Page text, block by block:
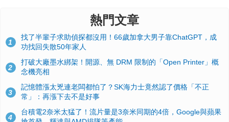
熱門文章
1
找了半輩子求助偵探都沒用！66歲加拿大男子靠ChatGPT，成
功找回失散50年家人
2
打破大廠墨水綁架！開源、無 DRM 限制的「Open Printer」概
念機亮相
3
記憶體漲太兇連老闆都怕了？SK海力士竟然認了價格「不正
常」：再漲下去不是好事
4
台積電2奈米太猛了！流片量是3奈米同期的4倍，Google與蘋果